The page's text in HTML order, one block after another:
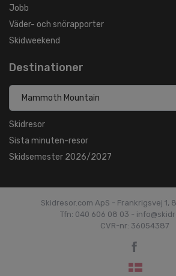
Jobb
Väder- och snörapporter
Skidweekend
Destinationer
Skidresor
Sista minuten-resor
Skidsemester 2026/2027
Skidresor.com ApS - Frankrigsvej 1,
Tfn: 040 606 08 03 -
CVR-nr: 36054387